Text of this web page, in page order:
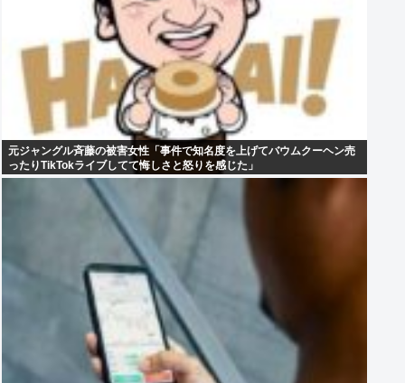
元ジャングル斉藤の被害女性「事件で知名度を上げてバウムクーヘン売
ったりTikTokライブしてて悔しさと怒りを感じた」